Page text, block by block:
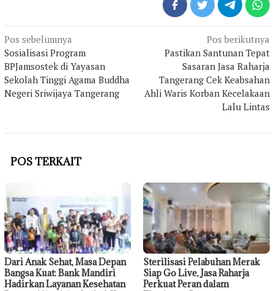
Navigasi
pos
Pos sebelumnya
Sosialisasi Program
BPJamsostek di Yayasan
Sekolah Tinggi Agama Buddha
Negeri Sriwijaya Tangerang
Pos berikutnya
Pastikan Santunan Tepat
Sasaran Jasa Raharja
Tangerang Cek Keabsahan
Ahli Waris Korban Kecelakaan
Lalu Lintas
POS TERKAIT
Dari Anak Sehat, Masa Depan
Bangsa Kuat: Bank Mandiri
Hadirkan Layanan Kesehatan
Sterilisasi Pelabuhan Merak
Siap Go Live, Jasa Raharja
Perkuat Peran dalam